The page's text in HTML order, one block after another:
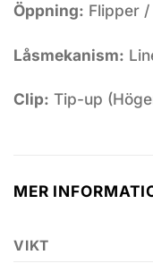
Öppning: Flipper
Låsmekanism:
Clip: Tip-up
MER
VIKT